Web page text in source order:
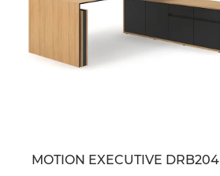
MOTION EXECUTIVE DRB204